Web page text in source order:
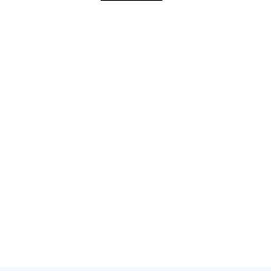
गुन्हा दाखल करा- मेजर किरण ढेरे
प्रमोद वाघमारे यांचा १५ ऑगस्ट पासून महाराष्ट्र दौरा सुरू; एकमेकांचे हेवेदावे विसरून
करण्यास सरकारला भाग पाडू !
एकास अटक
भावपूर्ण श्रद्धांजली
२.९५ लाखांचा मुद्देमाल जप्त
माणगाव ठरले वरदान ; डॉक्टरांचे
उपजिल्हा रुग्णालय आहे. हे उपजिल्हा रुग्णालय कोरोना काळात संपूर्ण रायगड
डॉक्टर देवदूत ठरले आहेत. या डॉक्टरांचा वैद्यकीय अधिक्षक डॉ. अरुणा पोहरे यांनी